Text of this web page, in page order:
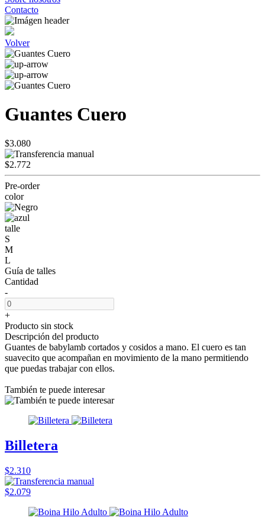
Contacto
Volver
Guantes Cuero
$3.080
$2.772
Pre-order
color
talle
S
M
L
Guía de talles
Cantidad
-
+
Producto sin stock
Descripción del producto
Guantes de babylamb cortados y cosidos a mano. El cuero es tan
suavecito que acompañan en movimiento de la mano permitiendo
que puedas trabajar con ellos.
También te puede interesar
Billetera
$2.310
$2.079